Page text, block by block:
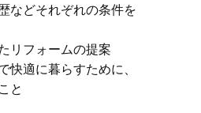
などそれぞれの条件を
リフォームの提案
快適に暮らすために、
と